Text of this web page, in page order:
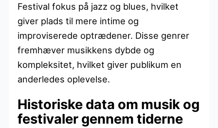
Festival fokus på jazz og blues, hvilket
giver plads til mere intime og
improviserede optrædener. Disse genrer
fremhæver musikkens dybde og
kompleksitet, hvilket giver publikum en
anderledes oplevelse.
Historiske data om musik og
festivaler gennem tiderne